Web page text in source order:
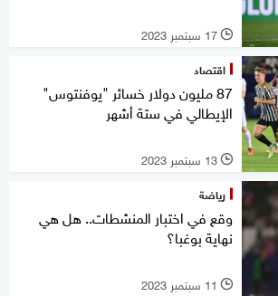
l 17 سبتمبر 2023
اقتصاد
87 مليون دولار خسائر "يوفنتوس"
الإيطالي في ستة أشهر
l 13 سبتمبر 2023
رياضة
وقع في اختبار المنشطات.. هل هي
نهاية بوغبا؟
l 11 سبتمبر 2023